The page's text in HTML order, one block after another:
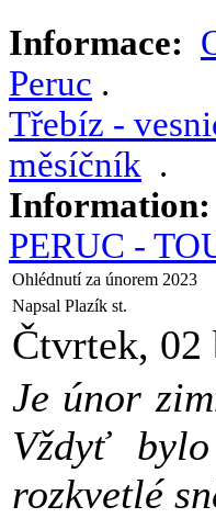
Informace:
Peruc .
Třebíz -
měsíčník .
Information:
PERUC -
Ohlédnutí za únorem 2023
Napsal Plazík st.
Čtvrtek, 02
Je únor
Vždyť
rozkvetlé